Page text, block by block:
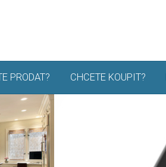
PRODAT? CHCETE KOUPIT?